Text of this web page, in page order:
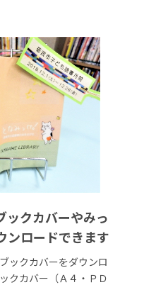
ックカバーやみっ
ンロードできます
ックカバーをダウンロ
クカバー（Ａ４・ＰＤ